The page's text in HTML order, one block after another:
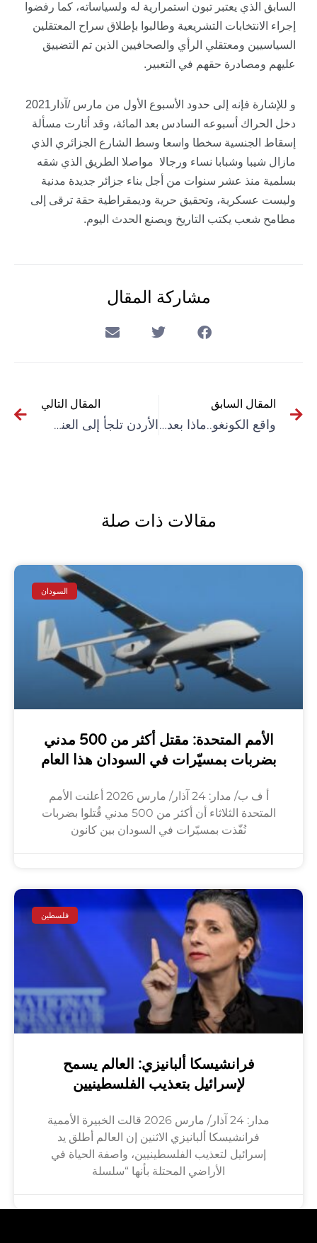
السابق الذي يعتبر تبون استمرارية له ولسياساته، كما رفضوا
إجراء الانتخابات التشريعية وطالبوا بإطلاق سراح المعتقلين
السياسيين ومعتقلي الرأي والصحافيين الذين تم التضييق
عليهم ومصادرة حقهم في التعبير.
و للإشارة فإنه إلى حدود الأسبوع الأول من مارس /آذار2021
دخل الحراك أسبوعه السادس بعد المائة، وقد أثارت مسألة
إسقاط الجنسية سخطا واسعا وسط الشارع الجزائري الذي
مازال شيبا وشبابا نساء ورجالا مواصلا الطريق الذي شقه
بسلمية منذ عشر سنوات من أجل بناء جزائر جديدة مدنية
وليست عسكرية، وتحقيق حرية وديمقراطية حقة ترقى إلى
مطامح شعب يكتب التاريخ ويصنع الحدث اليوم.
مشاركة المقال
المقال السابق
واقع الكونغو..ماذا بعد وفاة الرئيس؟
المقال التالي
الأردن تلجأ إلى العنف لوقف الاحتجاجات
مقالات ذات صلة
السودان
الأمم المتحدة: مقتل أكثر من 500 مدني
بضربات بمسيّرات في السودان هذا العام
أ ف ب/ مدار: 24 آذار/ مارس 2026 أعلنت الأمم
المتحدة الثلاثاء أن أكثر من 500 مدني قُتلوا بضربات
نُفّذت بمسيّرات في السودان بين كانون
فلسطين
فرانشيسكا ألبانيزي: العالم يسمح
لإسرائيل بتعذيب الفلسطينيين
مدار: 24 آذار/ مارس 2026 قالت الخبيرة الأممية
فرانشيسكا ألبانيزي الاثنين إن العالم أطلق يد
إسرائيل لتعذيب الفلسطينيين، واصفة الحياة في
الأراضي المحتلة بأنها “سلسلة